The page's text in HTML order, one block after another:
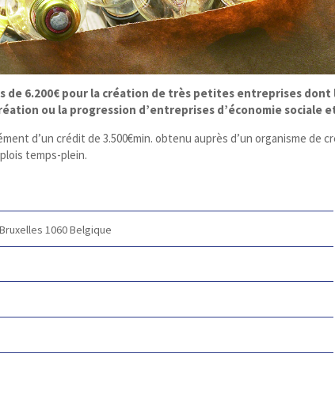
de 6.200€ pour la création de très petites entreprises
ou la progression d’entreprises d’économie sociale
d’un crédit de 3.500€min. obtenu auprès d’un organisme de
temps-plein.
Bruxelles 1060Belgique